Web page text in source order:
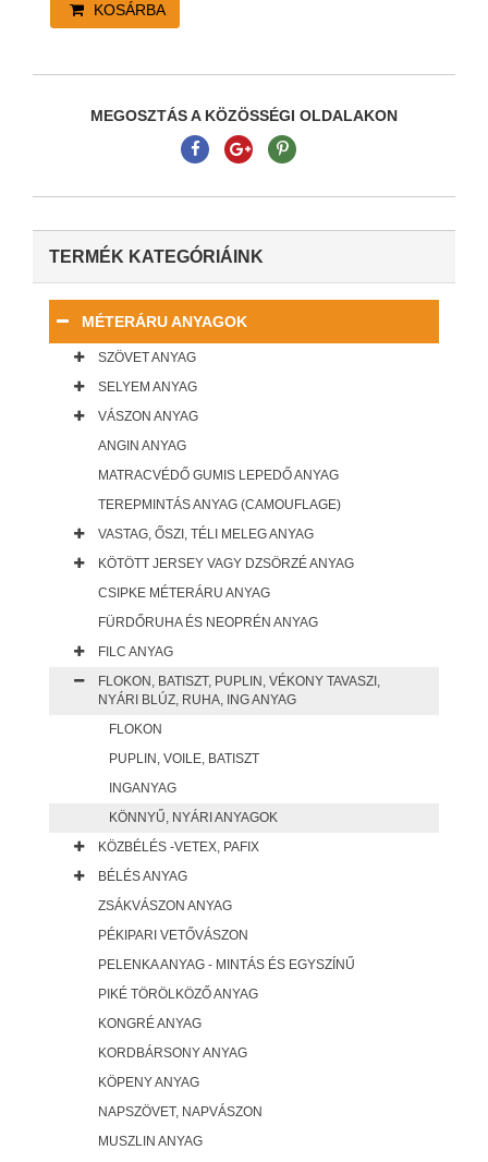
KOSÁRBA
MEGOSZTÁS A KÖZÖSSÉGI OLDALAKON
TERMÉK KATEGÓRIÁINK
MÉTERÁRU ANYAGOK
SZÖVET ANYAG
SELYEM ANYAG
VÁSZON ANYAG
ANGIN ANYAG
MATRACVÉDŐ GUMIS LEPEDŐ ANYAG
TEREPMINTÁS ANYAG (CAMOUFLAGE)
VASTAG, ŐSZI, TÉLI MELEG ANYAG
KÖTÖTT JERSEY VAGY DZSÖRZÉ ANYAG
CSIPKE MÉTERÁRU ANYAG
FÜRDŐRUHA ÉS NEOPRÉN ANYAG
FILC ANYAG
FLOKON, BATISZT, PUPLIN, VÉKONY TAVASZI,
NYÁRI BLÚZ, RUHA, ING ANYAG
FLOKON
PUPLIN, VOILE, BATISZT
INGANYAG
KÖNNYŰ, NYÁRI ANYAGOK
KÖZBÉLÉS -VETEX, PAFIX
BÉLÉS ANYAG
ZSÁKVÁSZON ANYAG
PÉKIPARI VETŐVÁSZON
PELENKA ANYAG - MINTÁS ÉS EGYSZÍNŰ
PIKÉ TÖRÖLKÖZŐ ANYAG
KONGRÉ ANYAG
KORDBÁRSONY ANYAG
KÖPENY ANYAG
NAPSZÖVET, NAPVÁSZON
MUSZLIN ANYAG